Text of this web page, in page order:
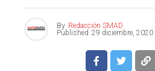
By Redacción SMAD
Published 29 diciembre, 2020